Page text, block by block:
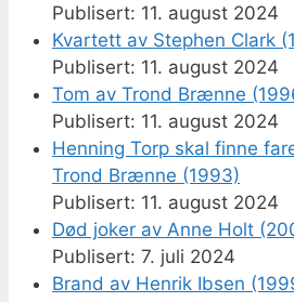
11. august 2024
Kvartett av Stephen Clark
11. august 2024
Tom av Trond Brænne
11. august 2024
Henning Torp skal finne
Trond Brænne (1993)
11. august 2024
Død joker av Anne Holt
7. juli 2024
Brand av Henrik Ibsen